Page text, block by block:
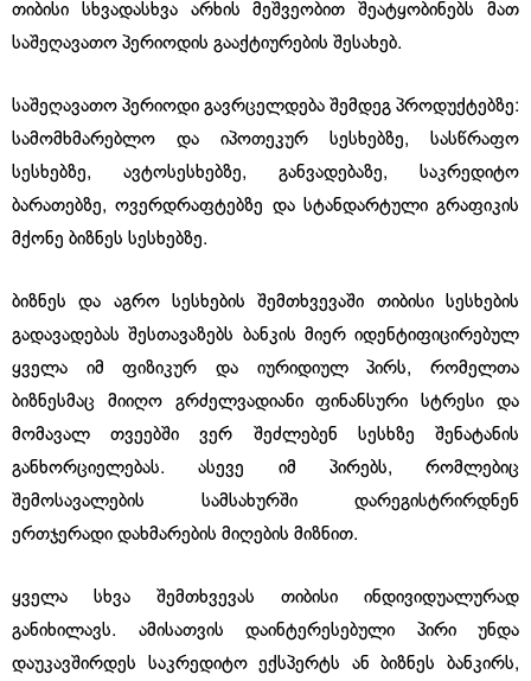
თიბისი სხვადასხვა არხის მეშვეობით შეატყობინებს მათ
საშეღავათო პერიოდის გააქტიურების შესახებ.
საშეღავათო პერიოდი გავრცელდება შემდეგ პროდუქტებზე:
სამომხმარებლო და იპოთეკურ სესხებზე, სასწრაფო
სესხებზე, ავტოსესხებზე, განვადებაზე, საკრედიტო
ბარათებზე, ოვერდრაფტებზე და სტანდარტული გრაფიკის
მქონე ბიზნეს სესხებზე.
ბიზნეს და აგრო სესხების შემთხვევაში თიბისი სესხების
გადავადებას შესთავაზებს ბანკის მიერ იდენტიფიცირებულ
ყველა იმ ფიზიკურ და იურიდიულ პირს, რომელთა
ბიზნესმაც მიიღო გრძელვადიანი ფინანსური სტრესი და
მომავალ თვეებში ვერ შეძლებენ სესხზე შენატანის
განხორციელებას. ასევე იმ პირებს, რომლებიც
შემოსავალების სამსახურში დარეგისტრირდნენ
ერთჯერადი დახმარების მიღების მიზნით.
ყველა სხვა შემთხვევას თიბისი ინდივიდუალურად
განიხილავს. ამისათვის დაინტერესებული პირი უნდა
დაუკავშირდეს საკრედიტო ექსპერტს ან ბიზნეს ბანკირს,